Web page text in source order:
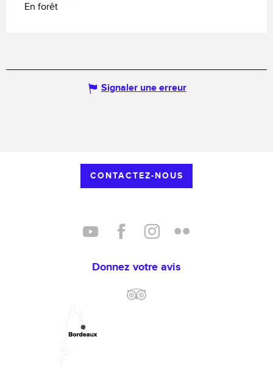
En forêt
Signaler une erreur
CONTACTEZ-NOUS
Donnez votre avis